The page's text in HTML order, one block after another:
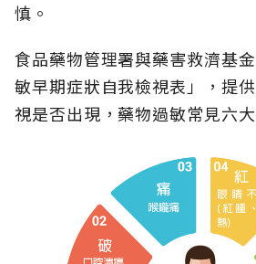
慎。
食品藥物管理署與藥害救濟基
敏早期症狀自我檢視表」，提
視是否出現，藥物過敏常見六